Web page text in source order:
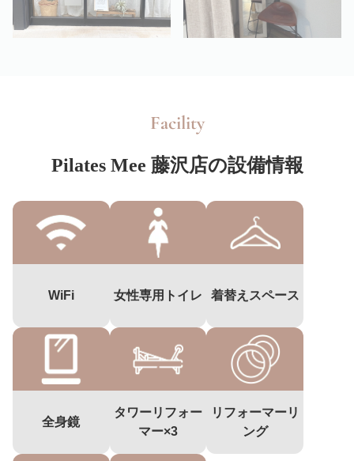
Facility
Pilates Mee 藤沢店の設備情報
WiFi 女性専用トイレ 着替えスペース
全身鏡
タワーリフォー
マー×3
リフォーマーリ
ング